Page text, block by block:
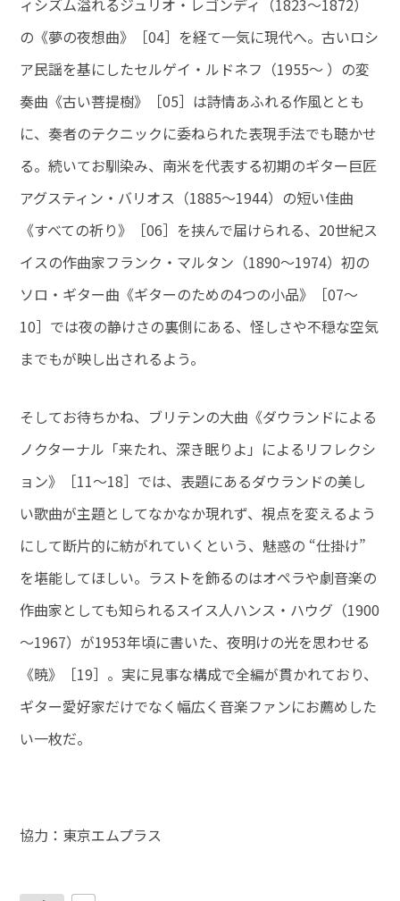
ィシズム溢れるジュリオ・レゴンディ（1823～1872）
の《夢の夜想曲》［04］を経て一気に現代へ。古いロシ
ア民謡を基にしたセルゲイ・ルドネフ（1955～ ）の変
奏曲《古い菩提樹》［05］は詩情あふれる作風ととも
に、奏者のテクニックに委ねられた表現手法でも聴かせ
る。続いてお馴染み、南米を代表する初期のギター巨匠
アグスティン・バリオス（1885～1944）の短い佳曲
《すべての祈り》［06］を挟んで届けられる、20世紀ス
イスの作曲家フランク・マルタン（1890～1974）初の
ソロ・ギター曲《ギターのための4つの小品》［07～
10］では夜の静けさの裏側にある、怪しさや不穏な空気
までもが映し出されるよう。
そしてお待ちかね、ブリテンの大曲《ダウランドによる
ノクターナル「来たれ、深き眠りよ」によるリフレクシ
ョン》［11～18］では、表題にあるダウランドの美し
い歌曲が主題としてなかなか現れず、視点を変えるよう
にして断片的に紡がれていくという、魅惑の “仕掛け”
を堪能してほしい。ラストを飾るのはオペラや劇音楽の
作曲家としても知られるスイス人ハンス・ハウグ（1900
～1967）が1953年頃に書いた、夜明けの光を思わせる
《暁》［19］。実に見事な構成で全編が貫かれており、
ギター愛好家だけでなく幅広く音楽ファンにお薦めした
い一枚だ。
協力：東京エムプラス